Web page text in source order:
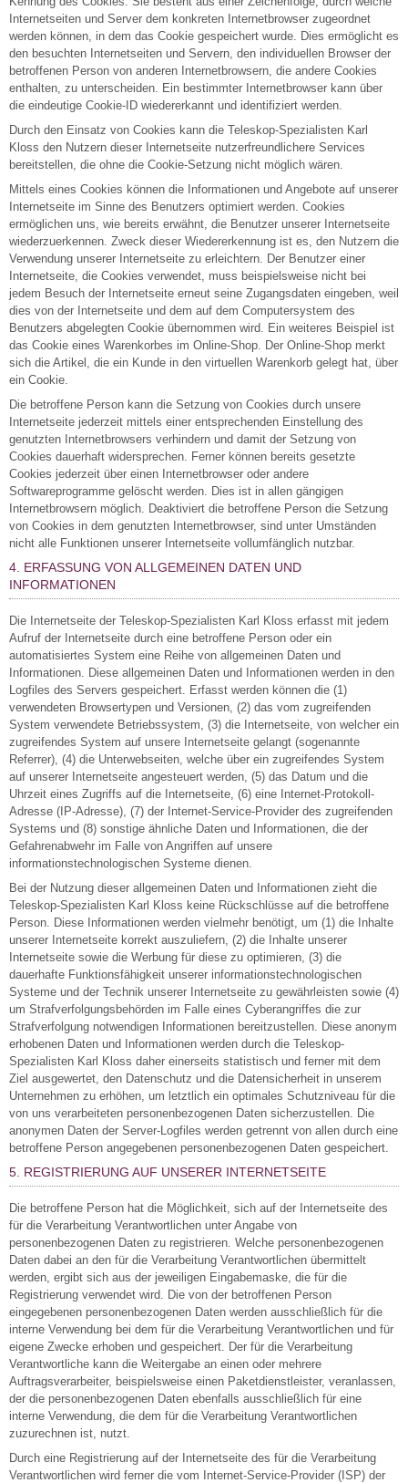
Internetseiten und Server dem konkreten Internetbrowser zugeordnet
werden können, in dem das Cookie gespeichert wurde. Dies ermöglicht es
den besuchten Internetseiten und Servern, den individuellen Browser der
betroffenen Person von anderen Internetbrowsern, die andere Cookies
enthalten, zu unterscheiden. Ein bestimmter Internetbrowser kann über
die eindeutige Cookie-ID wiedererkannt und identifiziert werden.
Durch den Einsatz von Cookies kann die Teleskop-Spezialisten Karl
Kloss den Nutzern dieser Internetseite nutzerfreundlichere Services
bereitstellen, die ohne die Cookie-Setzung nicht möglich wären.
Mittels eines Cookies können die Informationen und Angebote auf unserer
Internetseite im Sinne des Benutzers optimiert werden. Cookies
ermöglichen uns, wie bereits erwähnt, die Benutzer unserer Internetseite
wiederzuerkennen. Zweck dieser Wiedererkennung ist es, den Nutzern die
Verwendung unserer Internetseite zu erleichtern. Der Benutzer einer
Internetseite, die Cookies verwendet, muss beispielsweise nicht bei
jedem Besuch der Internetseite erneut seine Zugangsdaten eingeben, weil
dies von der Internetseite und dem auf dem Computersystem des
Benutzers abgelegten Cookie übernommen wird. Ein weiteres Beispiel ist
das Cookie eines Warenkorbes im Online-Shop. Der Online-Shop merkt
sich die Artikel, die ein Kunde in den virtuellen Warenkorb gelegt hat, über
ein Cookie.
Die betroffene Person kann die Setzung von Cookies durch unsere
Internetseite jederzeit mittels einer entsprechenden Einstellung des
genutzten Internetbrowsers verhindern und damit der Setzung von
Cookies dauerhaft widersprechen. Ferner können bereits gesetzte
Cookies jederzeit über einen Internetbrowser oder andere
Softwareprogramme gelöscht werden. Dies ist in allen gängigen
Internetbrowsern möglich. Deaktiviert die betroffene Person die Setzung
von Cookies in dem genutzten Internetbrowser, sind unter Umständen
nicht alle Funktionen unserer Internetseite vollumfänglich nutzbar.
4. ERFASSUNG VON ALLGEMEINEN DATEN UND
INFORMATIONEN
Die Internetseite der Teleskop-Spezialisten Karl Kloss erfasst mit jedem
Aufruf der Internetseite durch eine betroffene Person oder ein
automatisiertes System eine Reihe von allgemeinen Daten und
Informationen. Diese allgemeinen Daten und Informationen werden in den
Logfiles des Servers gespeichert. Erfasst werden können die (1)
verwendeten Browsertypen und Versionen, (2) das vom zugreifenden
System verwendete Betriebssystem, (3) die Internetseite, von welcher ein
zugreifendes System auf unsere Internetseite gelangt (sogenannte
Referrer), (4) die Unterwebseiten, welche über ein zugreifendes System
auf unserer Internetseite angesteuert werden, (5) das Datum und die
Uhrzeit eines Zugriffs auf die Internetseite, (6) eine Internet-Protokoll-
Adresse (IP-Adresse), (7) der Internet-Service-Provider des zugreifenden
Systems und (8) sonstige ähnliche Daten und Informationen, die der
Gefahrenabwehr im Falle von Angriffen auf unsere
informationstechnologischen Systeme dienen.
Bei der Nutzung dieser allgemeinen Daten und Informationen zieht die
Teleskop-Spezialisten Karl Kloss keine Rückschlüsse auf die betroffene
Person. Diese Informationen werden vielmehr benötigt, um (1) die Inhalte
unserer Internetseite korrekt auszuliefern, (2) die Inhalte unserer
Internetseite sowie die Werbung für diese zu optimieren, (3) die
dauerhafte Funktionsfähigkeit unserer informationstechnologischen
Systeme und der Technik unserer Internetseite zu gewährleisten sowie (4)
um Strafverfolgungsbehörden im Falle eines Cyberangriffes die zur
Strafverfolgung notwendigen Informationen bereitzustellen. Diese anonym
erhobenen Daten und Informationen werden durch die Teleskop-
Spezialisten Karl Kloss daher einerseits statistisch und ferner mit dem
Ziel ausgewertet, den Datenschutz und die Datensicherheit in unserem
Unternehmen zu erhöhen, um letztlich ein optimales Schutzniveau für die
von uns verarbeiteten personenbezogenen Daten sicherzustellen. Die
anonymen Daten der Server-Logfiles werden getrennt von allen durch eine
betroffene Person angegebenen personenbezogenen Daten gespeichert.
5. REGISTRIERUNG AUF UNSERER INTERNETSEITE
Die betroffene Person hat die Möglichkeit, sich auf der Internetseite des
für die Verarbeitung Verantwortlichen unter Angabe von
personenbezogenen Daten zu registrieren. Welche personenbezogenen
Daten dabei an den für die Verarbeitung Verantwortlichen übermittelt
werden, ergibt sich aus der jeweiligen Eingabemaske, die für die
Registrierung verwendet wird. Die von der betroffenen Person
eingegebenen personenbezogenen Daten werden ausschließlich für die
interne Verwendung bei dem für die Verarbeitung Verantwortlichen und für
eigene Zwecke erhoben und gespeichert. Der für die Verarbeitung
Verantwortliche kann die Weitergabe an einen oder mehrere
Auftragsverarbeiter, beispielsweise einen Paketdienstleister, veranlassen,
der die personenbezogenen Daten ebenfalls ausschließlich für eine
interne Verwendung, die dem für die Verarbeitung Verantwortlichen
zuzurechnen ist, nutzt.
Durch eine Registrierung auf der Internetseite des für die Verarbeitung
Verantwortlichen wird ferner die vom Internet-Service-Provider (ISP) der